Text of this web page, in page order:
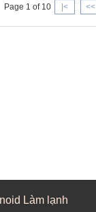
Page 1 of 10 |< <<
Làm lạnh